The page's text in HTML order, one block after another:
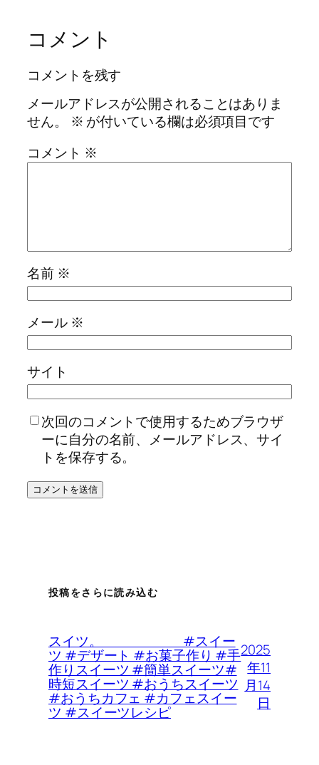
コメント
コメントを残す
メールアドレスが公開されることはありま
せん。
※ が付いている欄は必須項目です
コメント ※
名前 ※
メール ※
サイト
次回のコメントで使用するためブラウザ
ーに自分の名前、メールアドレス、サイ
トを保存する。
投稿をさらに読み込む
スイツ。 #スイー
ツ #デザート #お菓子作り #手
作りスイーツ #簡単スイーツ#
時短スイーツ #おうちスイーツ
#おうちカフェ #カフェスイー
ツ #スイーツレシピ
2025
年11
月14
日